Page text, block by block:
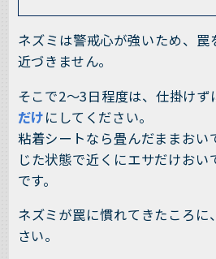
ネズミは警戒心が強いため、罠
近づきません。
そこで2～3日程度は、仕掛けず
だけにしてください。
粘着シートなら畳んだままおい
じた状態で近くにエサだけお
です。
ネズミが罠に慣れてきたころ
さい。